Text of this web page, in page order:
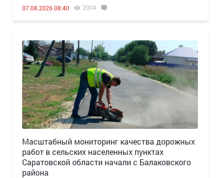
07.08.2026 08:40 2004
Масштабный мониторинг качества дорожных
работ в сельских населенных пунктах
Саратовской области начали с Балаковского
района